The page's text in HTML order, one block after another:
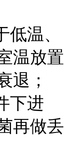
温、
温放置
退；
下进
再做丢